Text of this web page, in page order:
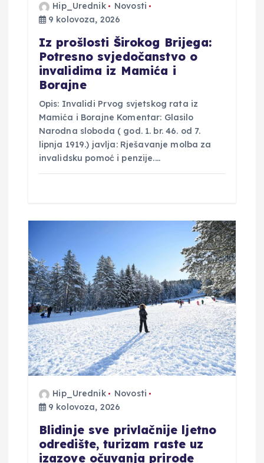
Hip_Urednik
Novosti
9 kolovoza, 2026
Iz prošlosti Širokog Brijega:
Potresno svjedočanstvo o
invalidima iz Mamića i
Borajne
Opis: Invalidi Prvog svjetskog rata iz
Mamića i Borajne Komentar: Glasilo
Narodna sloboda ( god. 1. br. 46. od 7.
lipnja 1919.) javlja: Rješavanje molba za
invalidsku pomoć i penzije.…
Hip_Urednik
Novosti
9 kolovoza, 2026
Blidinje sve privlačnije ljetno
odredište, turizam raste uz
izazove očuvanja prirode